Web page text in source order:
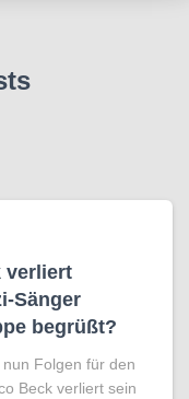
verliert
Sänger
begrüßt?
Folgen für den
Beck verliert sein